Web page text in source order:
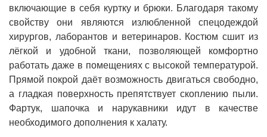
включающие в себя куртку и брюки. Благодаря такому
свойству они являются излюбленной спецодеждой
хирургов, лаборантов и ветеринаров. Костюм сшит из
лёгкой и удобной ткани, позволяющей комфортно
работать даже в помещениях с высокой температурой.
Прямой покрой даёт возможность двигаться свободно,
а гладкая поверхность препятствует скоплению пыли.
Фартук, шапочка и нарукавники идут в качестве
необходимого дополнения к халату.